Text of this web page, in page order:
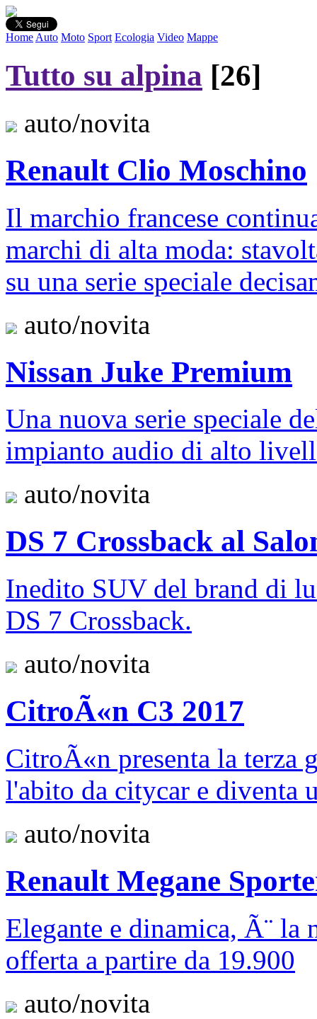
Home Auto Moto Sport Ecologia Video Mappe
Tutto su alpina [26]
auto/novita
Renault Clio Moschino
Il marchio francese
marchi di alta moda:
su una serie speciale
auto/novita
Nissan Juke Premium
Una nuova serie speciale
impianto audio di alto
auto/novita
DS 7 Crossback al
Inedito SUV del brand di
DS 7 Crossback.
auto/novita
CitroÃ«n C3 2017
CitroÃ«n presenta la terza
l'abito da citycar e diventa
auto/novita
Renault Megane
Elegante e dinamica, Ã¨ la
offerta a partire da 19.900
auto/novita